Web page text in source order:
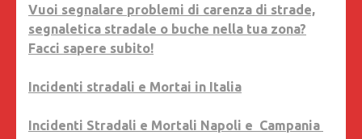
Vuoi segnalare problemi di carenza di strade,
segnaletica stradale o buche nella tua zona?
Facci sapere subito!
Incidenti stradali e Mortai in Italia
Incidenti Stradali e Mortali Napoli e Campania